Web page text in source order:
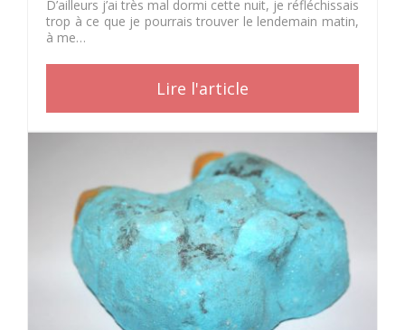
D’ailleurs j’ai très mal dormi cette nuit, je réfléchissais
trop à ce que je pourrais trouver le lendemain matin,
à me…
Lire l'article